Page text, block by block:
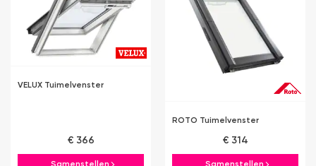
VELUX Tuimelvenster
€ 366
Samenstellen
ROTO Tuimelvenster
€ 314
Samenstellen